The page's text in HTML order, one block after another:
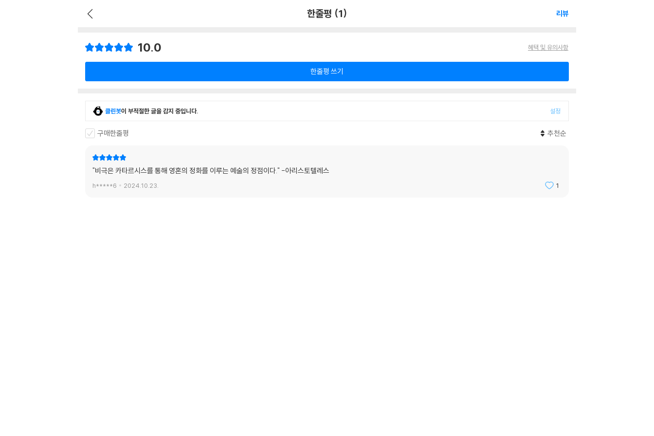
한줄평 (1) 리뷰
10.0 혜택 및 유의사항
한줄평 쓰기
클린봇이 부적절한 글을 감지 중입니다. 설정
구매한줄평 추천순
"비극은 카타르시스를 통해 영혼의 정화를 이루는 예술의 정점이다." -아리스토텔레스
h*****6 2024.10.23. 1